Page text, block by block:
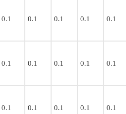
0.1 0.1 0.1 0.1 0.1
0.1 0.1 0.1 0.1 0.1
0.1 0.1 0.1 0.1 0.1